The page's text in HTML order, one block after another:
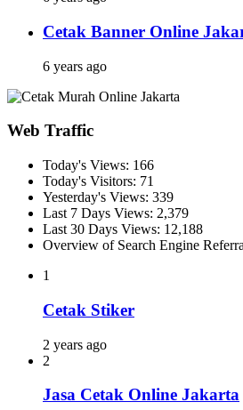
Cetak Banner Online
6 years ago
Web Traffic
Today's Views: 166
Today's Visitors: 71
Yesterday's Views: 339
Last 7 Days Views: 2,379
Last 30 Days Views: 12,188
Overview of Search Engine
1
Cetak Stiker
2 years ago
2
Jasa Cetak Online Jakarta